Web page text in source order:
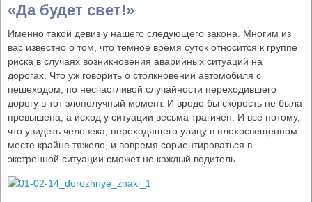
«Да будет свет!»
Именно такой девиз у нашего следующего закона. Многим из
вас известно о том, что темное время суток относится к группе
риска в случаях возникновения аварийных ситуаций на
дорогах. Что уж говорить о столкновении автомобиля с
пешеходом, по несчастливой случайности переходившего
дорогу в тот злополучный момент. И вроде бы скорость не была
превышена, а исход у ситуации весьма трагичен. И все потому,
что увидеть человека, переходящего улицу в плохосвещенном
месте крайне тяжело, и вовремя сориентироваться в
экстренной ситуации сможет не каждый водитель.